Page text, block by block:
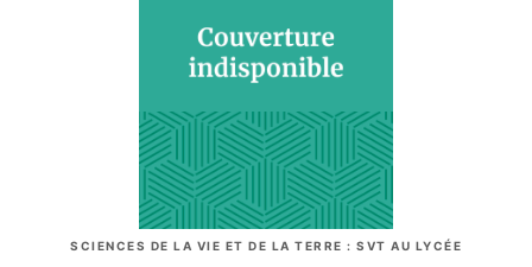
SCIENCES DE LA VIE ET DE LA TERRE : SVT AU LYCÉE